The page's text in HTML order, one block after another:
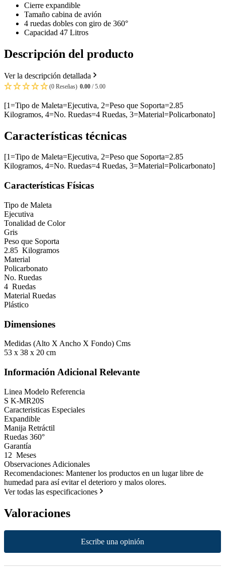
Cierre expandible
Tamaño cabina de avión
4 ruedas dobles con giro de 360°
Capacidad 47 Litros
Descripción del producto
Ver la descripción detallada
(0 Reseñas) 0.00 / 5.00
[1=Tipo de Maleta=Ejecutiva, 2=Peso que Soporta=2.85
Kilogramos, 4=No. Ruedas=4 Ruedas, 3=Material=Policarbonato]
Características técnicas
[1=Tipo de Maleta=Ejecutiva, 2=Peso que Soporta=2.85
Kilogramos, 4=No. Ruedas=4 Ruedas, 3=Material=Policarbonato]
Características Físicas
Tipo de Maleta
Ejecutiva
Tonalidad de Color
Gris
Peso que Soporta
2.85 Kilogramos
Material
Policarbonato
No. Ruedas
4 Ruedas
Material Ruedas
Plástico
Dimensiones
Medidas (Alto X Ancho X Fondo) Cms
53 x 38 x 20 cm
Información Adicional Relevante
Linea Modelo Referencia
S K-MR20S
Caracteristicas Especiales
Expandible
Manija Retráctil
Ruedas 360°
Garantía
12 Meses
Observaciones Adicionales
Recomendaciones: Mantener los productos en un lugar libre de
humedad para así evitar el deterioro y malos olores.
Ver todas las especificaciones
Valoraciones
Escribe una opinión
New content loaded